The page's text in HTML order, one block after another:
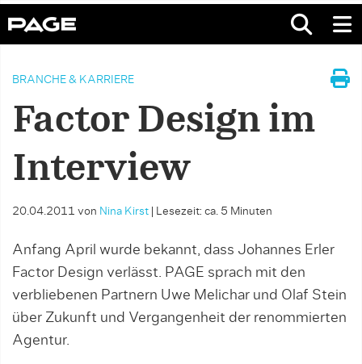
BRANCHE & KARRIERE
Factor Design im
Interview
20.04.2011 von Nina Kirst Lesezeit: ca. 5 Minuten
Anfang April wurde bekannt, dass Johannes Erler
Factor Design verlässt. PAGE sprach mit den
verbliebenen Partnern Uwe Melichar und Olaf Stein
über Zukunft und Vergangenheit der renommierten
Agentur.